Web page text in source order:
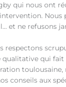
qui nous ont
Nous
et ne refusons
respectons
qualitative qui
conseils aux